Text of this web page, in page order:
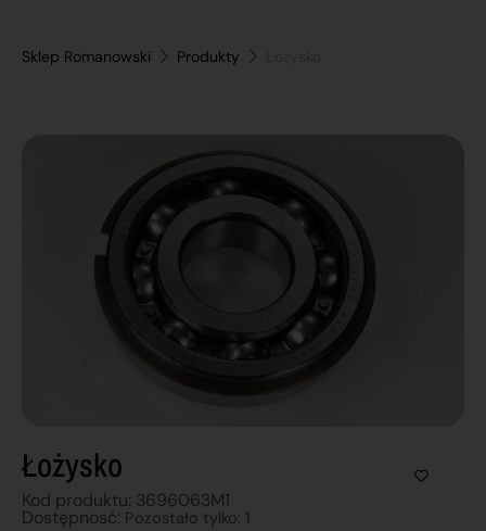
Sklep Romanowski Produkty
Łożysko
Kod produktu: 3696063M1
Dostępnosć: Pozostało tylko: 1